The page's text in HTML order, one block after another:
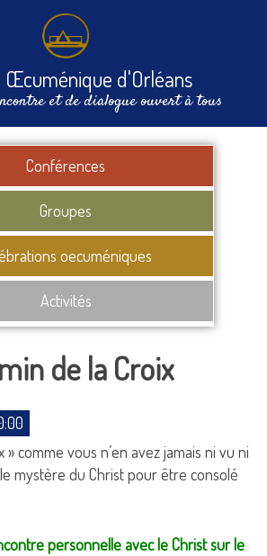
Œcuménique d'Orléans
et de dialogue ouvert à tous
Conférences
Groupes
oecuméniques
Activités
de la Croix
» comme vous n’en avez jamais ni vu ni
mystère du Christ pour être consolé
personnelle avec le Christ sur le